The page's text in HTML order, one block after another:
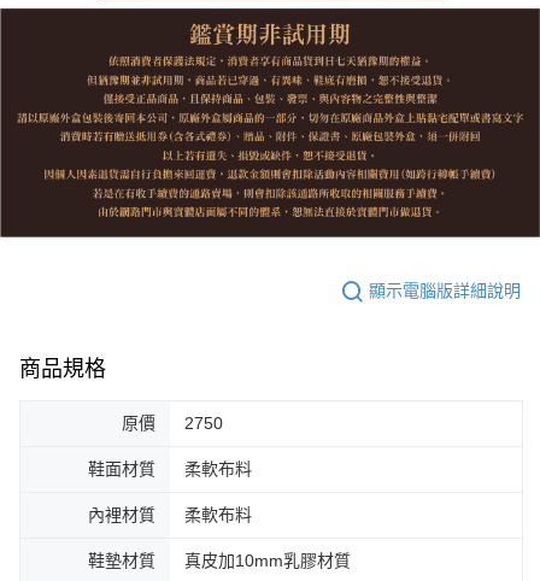
顯示電腦版詳細說明
商品規格
原價 2750
鞋面材質 柔軟布料
內裡材質 柔軟布料
鞋墊材質 真皮加10mm乳膠材質